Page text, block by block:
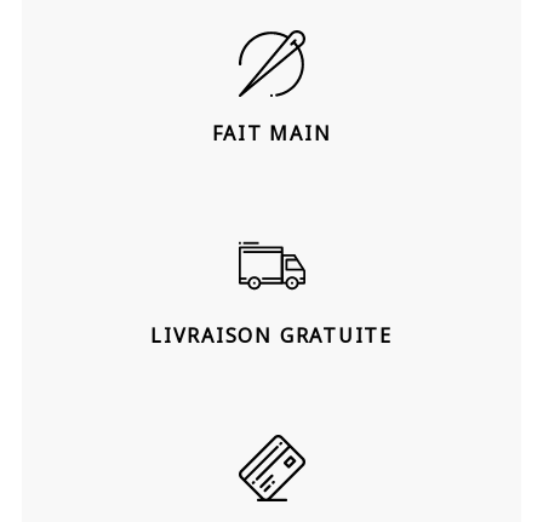
FAIT MAIN
LIVRAISON GRATUITE